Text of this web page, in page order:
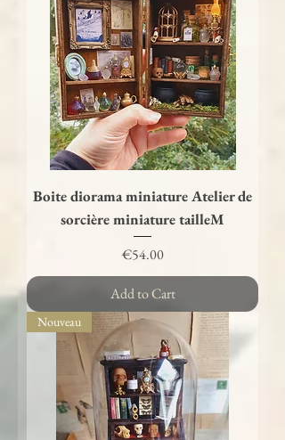
Boite diorama miniature Atelier de
sorcière miniature tailleM
Price
€54.00
Add to Cart
Nouveau